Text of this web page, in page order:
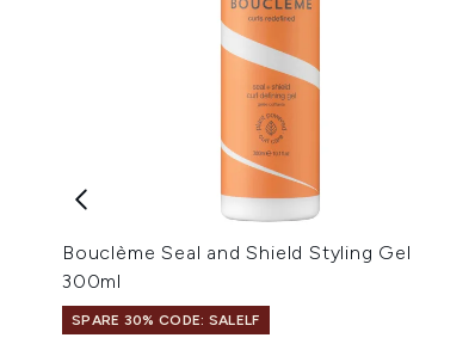
Bouclème Seal and Shield Styling Gel
300ml
SPARE 30% CODE: SALELF